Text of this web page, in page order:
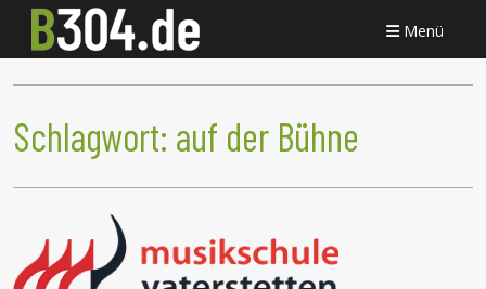
Menü
Schlagwort: auf der Bühne